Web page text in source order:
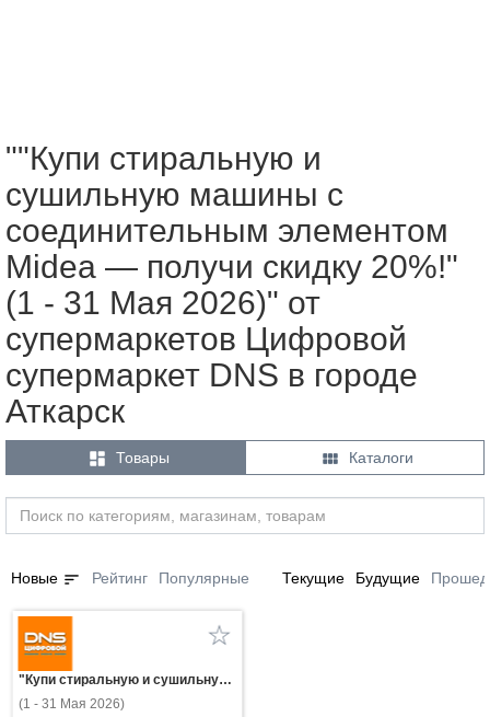
""Купи стиральную и
сушильную машины с
соединительным элементом
Midea — получи скидку 20%!"
(1 - 31 Мая 2026)" от
супермаркетов Цифровой
супермаркет DNS в городе
Аткарск
 Товары  Каталоги
Новые sort Рейтинг Популярные Текущие Будущие
"Купи стиральную и сушильную машины с соединительным элементом Midea — получи скидку 20%!"
(1 - 31 Мая 2026)